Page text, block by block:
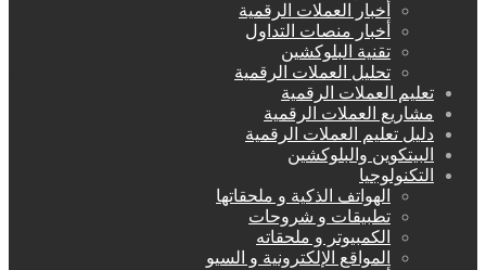
أخبار العملات الرقمية
أخبار منصات التداول
تقنية البلوكشين
تحليل العملات الرقمية
تعليم العملات الرقمية
مشاريع العملات الرقمية
دليل تعليم العملات الرقمية
البيتكوين والبلوكشين
التكنولوجيا
الهواتف الذكية و ملحقاتها
تطبيقات و شروحات
الكمبيوتر و ملحقاته
المواقع الإلكترونية و السيو